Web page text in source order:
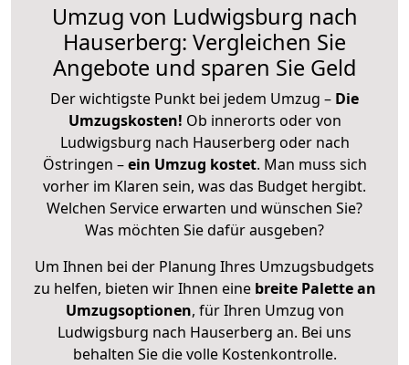
Umzug von Ludwigsburg nach
Hauserberg: Vergleichen Sie
Angebote und sparen Sie Geld
Der wichtigste Punkt bei jedem Umzug – Die
Umzugskosten! Ob innerorts oder von
Ludwigsburg nach Hauserberg oder nach
Östringen –ein Umzug kostet. Man muss sich
vorher im Klaren sein, was das Budget hergibt.
Welchen Service erwarten und wünschen Sie?
Was möchten Sie dafür ausgeben?
Um Ihnen bei der Planung Ihres Umzugsbudgets
zu helfen, bieten wir Ihnen eine breite Palette an
Umzugsoptionen, für Ihren Umzug von
Ludwigsburg nach Hauserberg an. Bei uns
behalten Sie die volle Kostenkontrolle.